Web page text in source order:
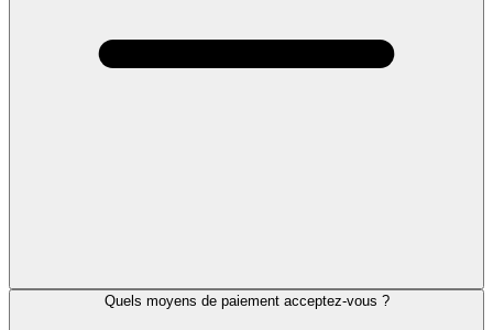
Quels moyens de paiement acceptez-vous ?